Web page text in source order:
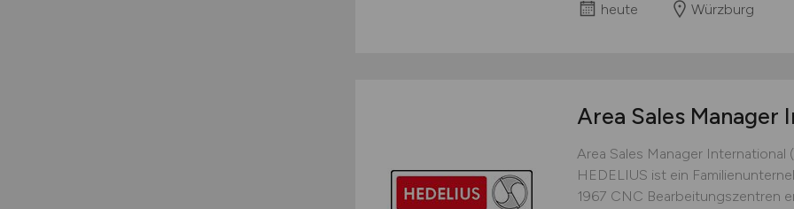
heute Würzburg
Area Sales Manager
Area Sales Manager
HEDELIUS ist ein
1967 CNC Bearbeitungszentren